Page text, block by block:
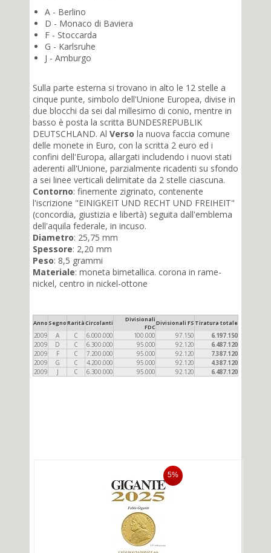
A - Berlino
D - Monaco di Baviera
F - Stoccarda
G - Karlsruhe
J - Amburgo
Sulla parte esterna si trovano in alto le 12 stelle a
cinque punte, simbolo dell'Unione Europea, divise in
due blocchi da sei dal millesimo di conio, mentre in
basso è posta la scritta BUNDESREPUBLIK
DEUTSCHLAND. Al Verso la nuova faccia comune
delle monete in Euro, con la scritta 2 euro ed i
confini dell'Europa, allargati includendo i nuovi stati
aderenti all'Unione, parzialmente ricadenti su sfondo
a sei linee verticali delimitate da 2 stelle ciascuna.
Contorno: finemente zigrinato, contenente
l'iscrizione "EINIGKEIT UND RECHT UND FREIHEIT"
(concordia, giustizia e libertà) seguita dall'emblema
dell'aquila federale, in incuso.
Diametro: 25,75 mm
Spessore: 2,20 mm
Peso: 8,5 grammi
Materiale: moneta bimetallica. corona in rame-
nickel, centro in nickel-ottone
AnnoSegnoRaritàCircolanti
Divisionali
FDC
Divisionali FSTiratura totale
2009 A C 6.000.000 100.000 97.150
6.197.150
2009
D C 6.300.000 95.000 92.120
6.487.120
2009
F C 7.200.000 95.000 92.120
7.387.120
2009
G C 4.200.000 95.000 92.120
4.387.120
2009
J C 6.300.000 95.000 92.120 6.487.120
5%